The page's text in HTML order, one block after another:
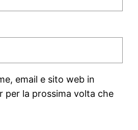
email e sito web in
per la prossima volta che